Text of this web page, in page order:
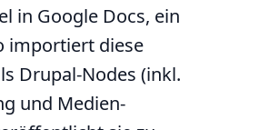
in Google Docs, ein
importiert diese
Drupal-Nodes (inkl.
und Medien-